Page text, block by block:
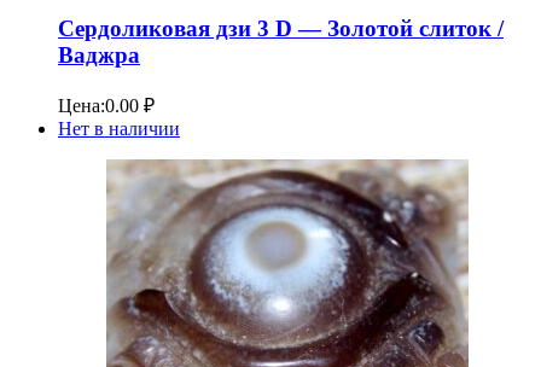
Сердоликовая дзи 3 D — Золотой слиток /
Ваджра
Цена:0.00 ₽
Нет в наличии